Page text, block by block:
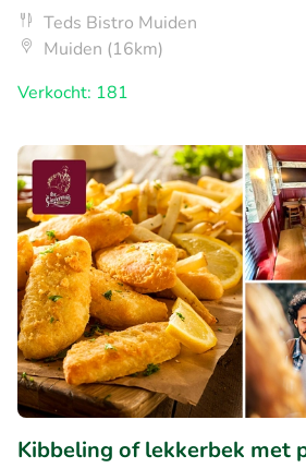
Teds Bistro Muiden
Muiden (16km)
Verkocht: 181
Kibbeling of lekkerbek met